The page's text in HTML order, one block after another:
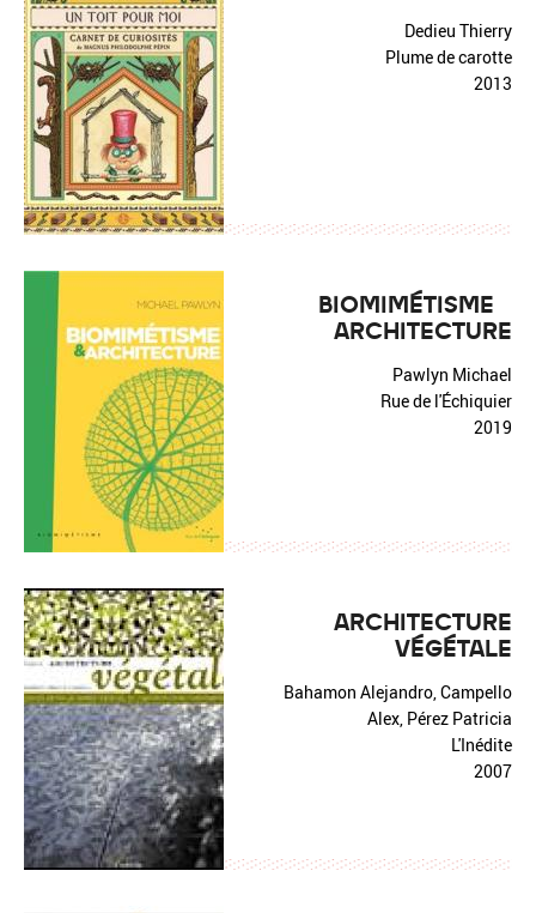
Dedieu Thierry
Plume de carotte
2013
BIOMIMÉTISME &
ARCHITECTURE
Pawlyn Michael
Rue de l'Échiquier
2019
ARCHITECTURE
VÉGÉTALE
Bahamon Alejandro, Campello
Alex, Pérez Patricia
L'Inédite
2007